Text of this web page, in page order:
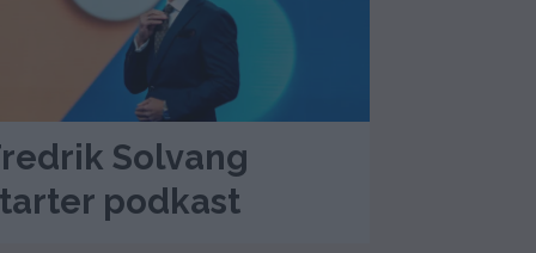
Solvang
podkast